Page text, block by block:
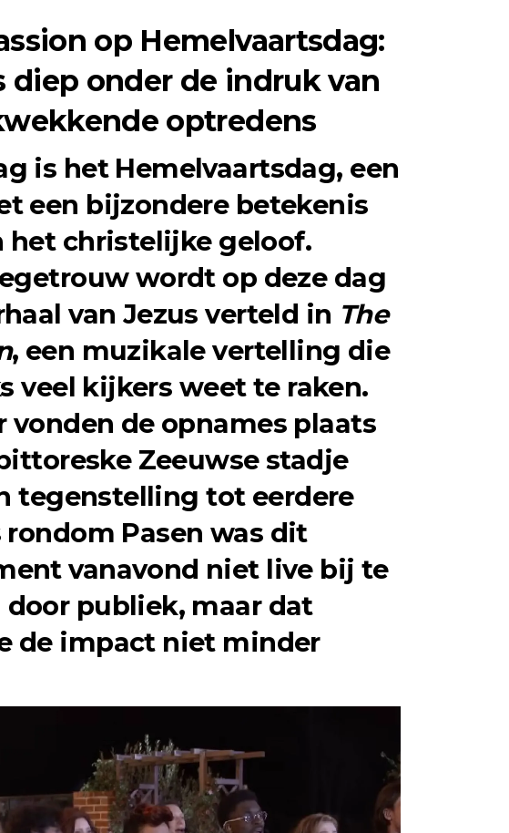
op Hemelvaartsdag:
diep onder de indruk van
optredens
is het Hemelvaartsdag, een
een bijzondere betekenis
het christelijke geloof.
wordt op deze dag
van Jezus verteld in The
, een muzikale vertelling die
veel kijkers weet te raken.
vonden de opnames plaats
Zeeuwse stadje
tegenstelling tot eerdere
Pasen was dit
vanavond niet live bij te
publiek, maar dat
de impact niet minder